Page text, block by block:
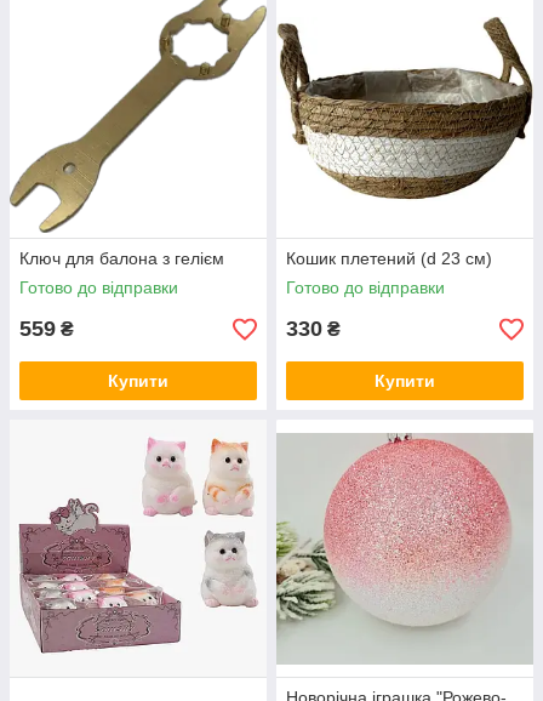
Ключ для балона з гелієм
Готово до відправки
559 ₴
Купити
Кошик плетений (d 23 см)
Готово до відправки
330 ₴
Купити